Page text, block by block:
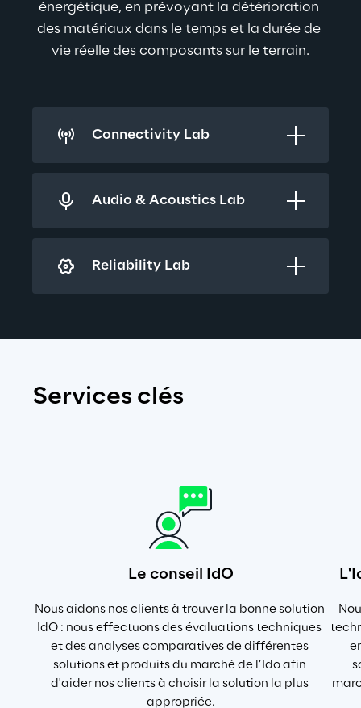
énergétique, en prévoyant la détérioration
des matériaux dans le temps et la durée de
vie réelle des composants sur le terrain.
Connectivity Lab
Audio & Acoustics Lab
Reliability Lab
Services clés
Le conseil IdO
Nous aidons nos clients à trouver la bonne solution
IdO : nous effectuons des évaluations techniques
et des analyses comparatives de différentes
solutions et produits du marché de l’Ido afin
d'aider nos clients à choisir la solution la plus
appropriée.